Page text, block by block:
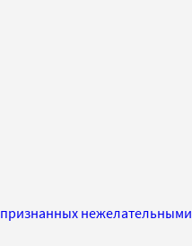
признанных нежелательными